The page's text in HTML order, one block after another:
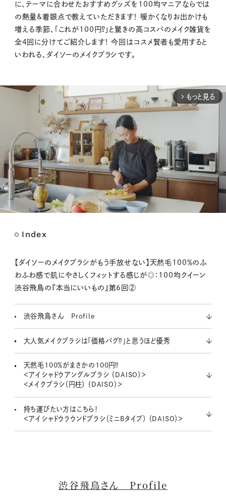
に、テーマに合わせたおすすめグッズを100均マニアならでは
の熱量&着眼点で教えていただきます！ 暖かくなりお出かけも
増える季節、「これが100円⁉」と驚きの高コスパのメイク雑貨を
全4回に分けてご紹介します！ 今回はコスメ賢者も愛用すると
いわれる、ダイソーのメイクブラシです。
arrow_forward_ios もっと見る
t
Index
【ダイソーのメイクブラシがもう手放せない】天然毛100％のふ
わふわ感で肌にやさしくフィットする感じが◎：100均クイーン
渋谷飛鳥の『本当にいいもの』第6回②
渋谷飛鳥さん Profile
大人気メイクブラシは「価格バグ⁉」と思うほど優秀
天然毛100％がまさかの100円⁉
＜アイシャドウアングルブラシ （DAISO）＞
＜メイクブラシ（円柱） （DAISO）＞
持ち運びたい方はこちら！
＜アイシャドウラウンドブラシ（ミニBタイプ） （DAISO）＞
渋谷飛鳥さん Profile